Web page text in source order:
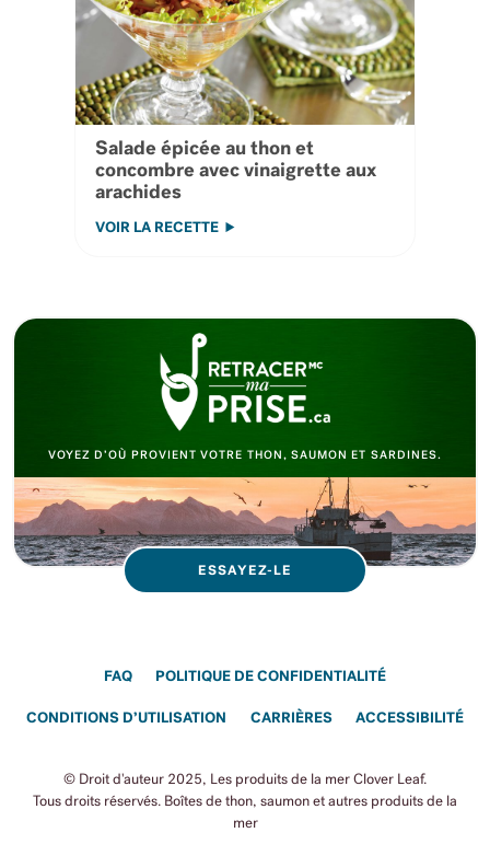
Salade épicée au thon et
concombre avec vinaigrette aux
arachides
VOIR LA RECETTE
VOYEZ D’OÙ PROVIENT VOTRE THON, SAUMON ET SARDINES.
ESSAYEZ-LE
FAQ POLITIQUE DE CONFIDENTIALITÉ
CONDITIONS D’UTILISATION CARRIÈRES ACCESSIBILITÉ
© Droit d'auteur 2025, Les produits de la mer Clover Leaf.
Tous droits réservés. Boîtes de thon, saumon et autres produits de la
mer